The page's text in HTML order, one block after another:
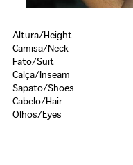
Altura/Height
Camisa/Neck
Fato/Suit
Calça/Inseam
Sapato/Shoes
Cabelo/Hair
Olhos/Eyes